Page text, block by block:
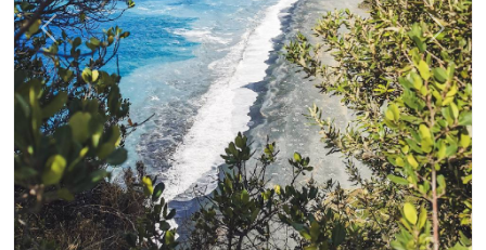
Précédent